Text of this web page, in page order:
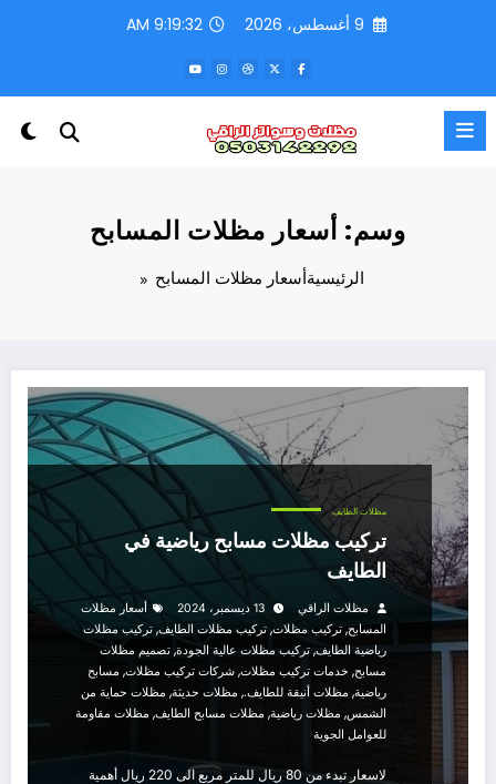
9 أغسطس، 2026 9:19:32 AM
وسم: أسعار مظلات المسابح
الرئيسيةأسعار مظلات المسابح
مظلات الطايف
تركيب مظلات مسابح رياضية في
الطايف
مظلات الراقي 13 ديسمبر، 2024
أسعار مظلات
المسابح, تركيب مظلات, تركيب مظلات الطايف, تركيب مظلات
رياضية الطايف, تركيب مظلات عالية الجودة, تصميم مظلات
مسابح, خدمات تركيب مظلات, شركات تركيب مظلات, مسابح
رياضية, مظلات أنيقة للطايف., مظلات حديثة, مظلات حماية من
الشمس, مظلات رياضية, مظلات مسابح الطايف, مظلات مقاومة
للعوامل الجوية
لاسعار تبدء من 80 ريال للمتر مربع الى 220 ريال أهمية